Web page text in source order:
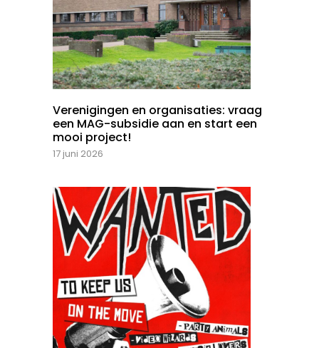
Verenigingen en organisaties: vraag
een MAG-subsidie aan en start een
mooi project!
17 juni 2026